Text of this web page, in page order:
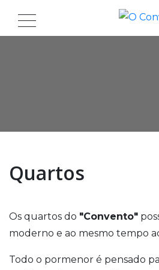
Quartos
Os quartos do "Convento"
moderno e ao mesmo tempo
Todo o pormenor é pensado